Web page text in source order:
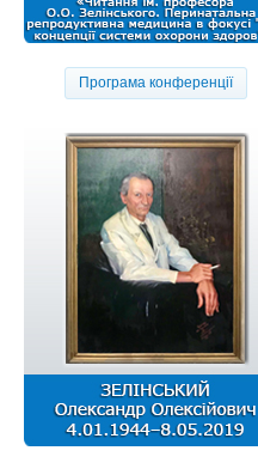
Програма конференції